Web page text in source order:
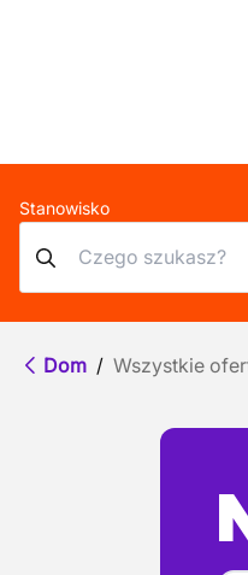
Stanowisko
Dom / Wszystkie